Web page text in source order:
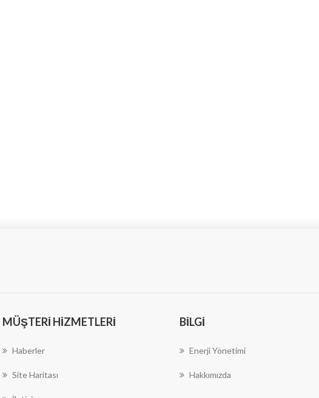
MÜŞTERI HIZMETLERI
Haberler
Site Haritası
BILGI
Enerji Yönetimi
Hakkımızda